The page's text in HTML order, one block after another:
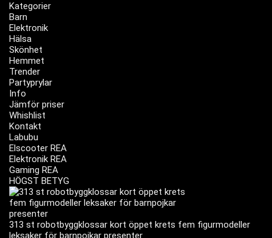
Kategorier
Barn
Elektronik
Hälsa
Skönhet
Hemmet
Trender
Partyprylar
Info
Jämför priser
Whishlist
Kontakt
Labubu
Elscooter REA
Elektronik REA
Gaming REA
HÖGST BETYG
313 st robotbyggklossar kort öppet krets fem figurmodeller
leksaker för barnpojkar presenter